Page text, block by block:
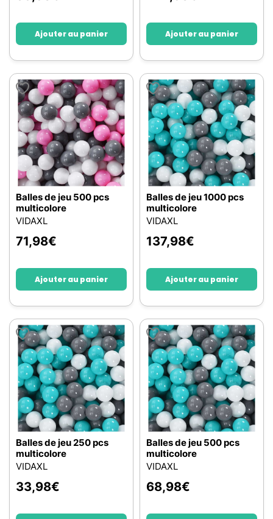
Ajouter au panier Ajouter au panier
Balles de jeu 500 pcs
multicolore
VIDAXL
71,98€
Ajouter au panier
Balles de jeu 1000 pcs
multicolore
VIDAXL
137,98€
Ajouter au panier
Balles de jeu 250 pcs
multicolore
VIDAXL
33,98€
Balles de jeu 500 pcs
multicolore
VIDAXL
68,98€